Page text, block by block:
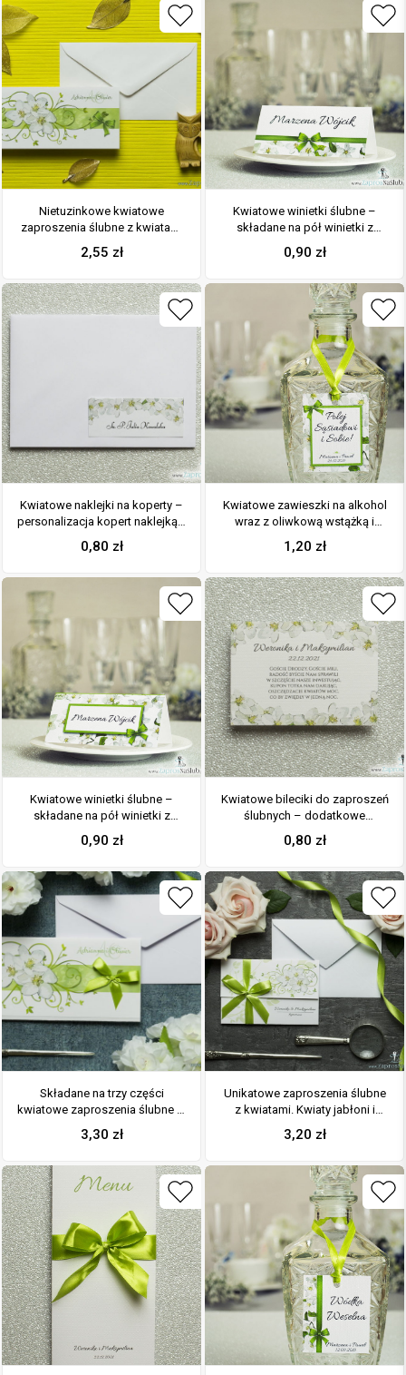
Nietuzinkowe kwiatowe
zaproszenia ślubne z kwiatami
jabłoni i motywem ozdobnym.
ZAP-94-01
2,55 zł
Kwiatowe winietki ślubne –
składane na pół winietki z
kwiatami jabłoni oraz
malowaną, poziomą wstążką
0,90 zł
Kwiatowe naklejki na koperty –
personalizacja kopert naklejką z
kwiatami jabłoni
0,80 zł
Kwiatowe zawieszki na alkohol
wraz z oliwkową wstążką i
prostokątnym motywem
kwiatów jabłoni
1,20 zł
Kwiatowe winietki ślubne –
składane na pół winietki z
kwiatami jabłoni, prostokątem
oraz malowaną kokardką
0,90 zł
Kwiatowe bileciki do zaproszeń
ślubnych – dodatkowe
karteczki władane do
zaproszeń z kwiatami jabłoni
0,80 zł
Składane na trzy części
kwiatowe zaproszenia ślubne w
formacie DL. Kwiaty jabłoni,
oliwkowa kokardka i
ZAP-95-01
3,30 zł
Unikatowe zaproszenia ślubne
z kwiatami. Kwiaty jabłoni i
wstążka w oliwkowym kolorze.
ZAP-93-01
3,20 zł